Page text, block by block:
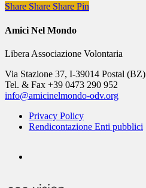
Share
Share Share Share Pin
Amici Nel Mondo
Libera Associazione Volontaria
Via Stazione 37, I-39014 Postal (BZ)
Tel. & Fax +39 0473 290 952
info@amicinelmondo-odv.org
Privacy Policy
Rendicontazione Enti pubblici